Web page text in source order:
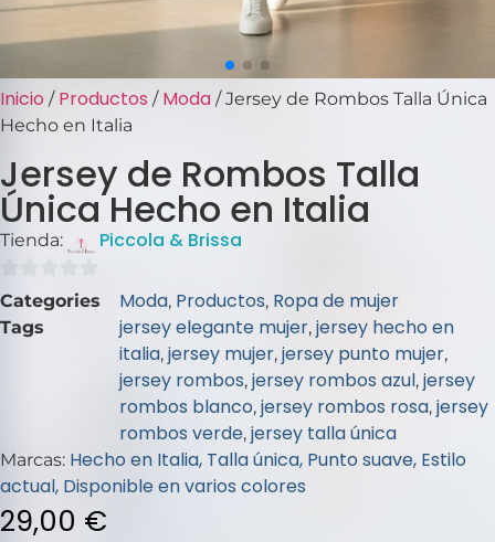
Inicio / Productos / Moda / Jersey de Rombos Talla Única
Hecho en Italia
Jersey de Rombos Talla
Única Hecho en Italia
Tienda: Piccola & Brissa
0
de
Categories Moda, Productos, Ropa de mujer
Tags jersey elegante mujer, jersey hecho en
italia, jersey mujer, jersey punto mujer,
jersey rombos, jersey rombos azul, jersey
rombos blanco, jersey rombos rosa, jersey
rombos verde, jersey talla única
Marcas: Hecho en Italia, Talla única, Punto suave, Estilo
actual, Disponible en varios colores
29,00 €